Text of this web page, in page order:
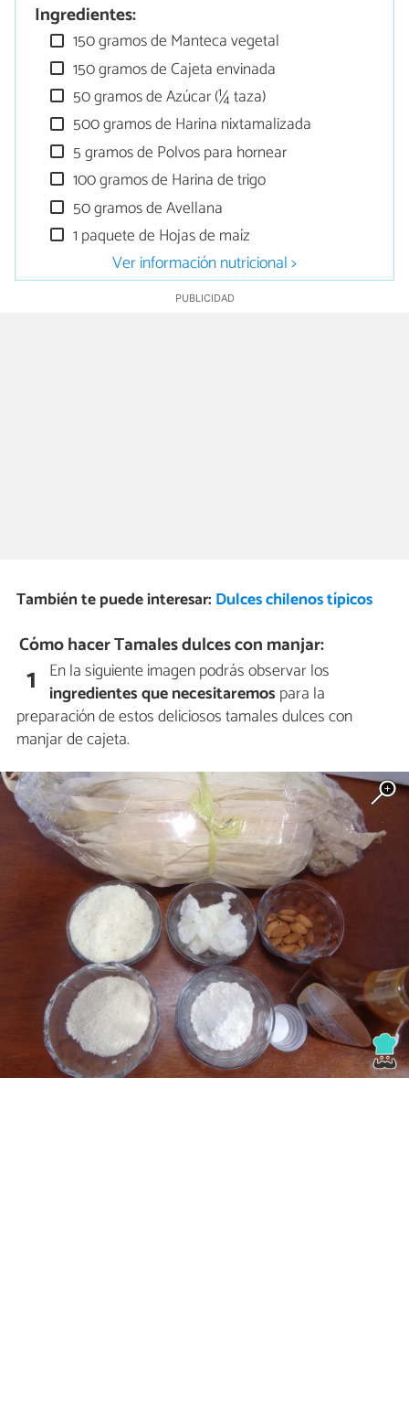
Ingredientes:
150 gramos de Manteca vegetal
150 gramos de Cajeta envinada
50 gramos de Azúcar (¼ taza)
500 gramos de Harina nixtamalizada
5 gramos de Polvos para hornear
100 gramos de Harina de trigo
50 gramos de Avellana
1 paquete de Hojas de maíz
Ver información nutricional >
También te puede interesar: Dulces chilenos típicos
Cómo hacer Tamales dulces con manjar:
1 En la siguiente imagen podrás observar los
ingredientes que necesitaremos para la
preparación de estos deliciosos tamales dulces con
manjar de cajeta.